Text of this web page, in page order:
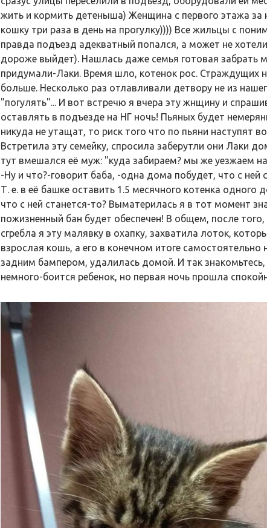
жить и кормить детеныша) Женщина с первого этажа
кошку три раза в день на прогулку)))) Все жильцы с
правда подъезд адекватный попался, а может не
дороже выйдет). Нашлась даже семья готовая забрать
придумали-Лаки. Время шло, котенок рос. Страждущих
больше. Несколько раз отлавливали детвору не из
"погулять"... И вот встречю я вчера эту жнщину и
оставлять в подъезде на НГ ночь! Пьяных будет
никуда не утащат, то риск того что по пьяни наступят
Встретила эту семейку, спросила заберутли они Лаки
тут вмешался её муж: "куда забираем? мы же уезжаем
-Ну и что?-говорит баба, -одна дома побудет, что с ней
Т. е. в её башке оставить 1.5 месячного котенка
что с ней станется-то? Выматерилась я в тот момент
пожизненный бан будет обеспечен! В общем, после
сгребла я эту малявку в охапку, захватила лоток,
взрослая кошь, а его в конечном итоге
задним бампером, удалилась домой. И так
немного-боится ребенок, но первая ночь прошла